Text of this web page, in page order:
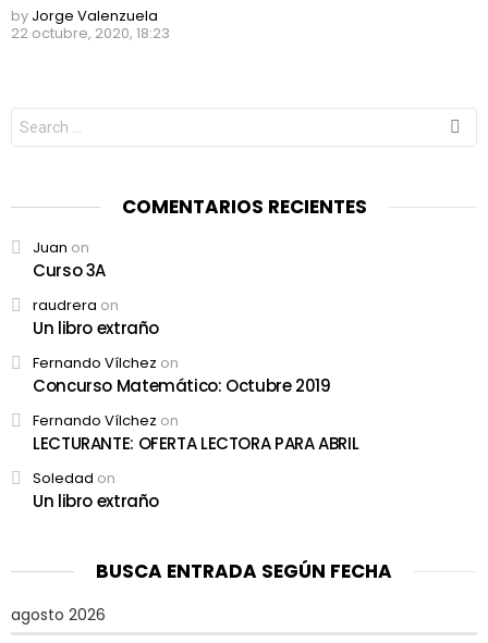
by Jorge Valenzuela
22 octubre, 2020, 18:23
Search
for:
COMENTARIOS RECIENTES
Juan on
Curso 3A
raudrera on
Un libro extraño
Fernando Vílchez on
Concurso Matemático: Octubre 2019
Fernando Vílchez on
LECTURANTE: OFERTA LECTORA PARA ABRIL
Soledad on
Un libro extraño
BUSCA ENTRADA SEGÚN FECHA
agosto 2026